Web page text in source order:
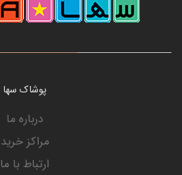
پوشاک سها
درباره ما
مراکز خرید
ارتباط با ما